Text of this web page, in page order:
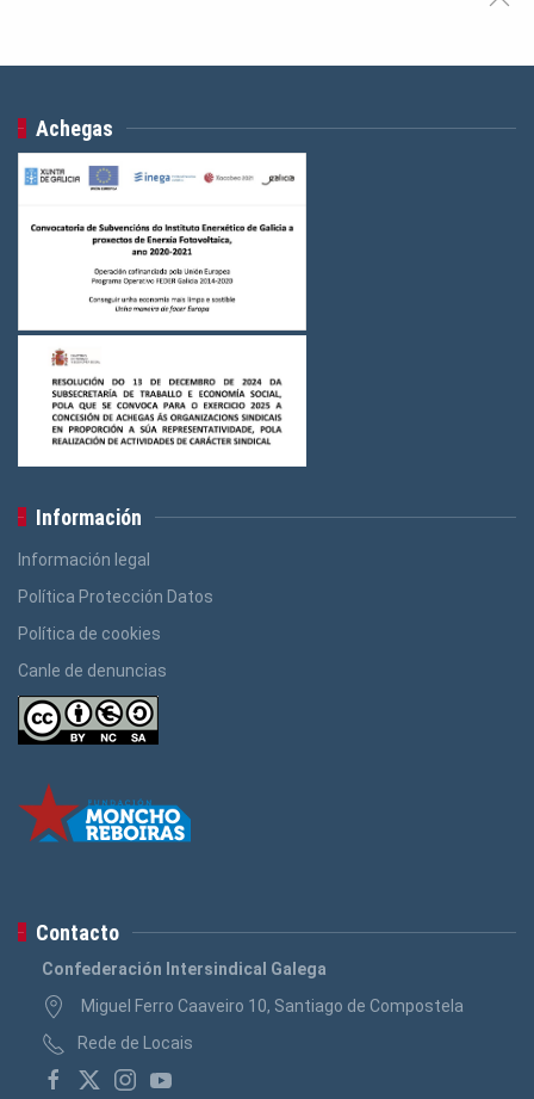
Achegas
Información
Información legal
Política Protección Datos
Política de cookies
Canle de denuncias
Contacto
Confederación Intersindical Galega
Miguel Ferro Caaveiro 10, Santiago de Compostela
Rede de Locais